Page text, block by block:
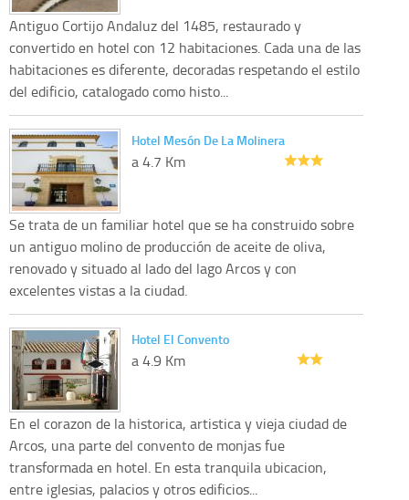
Antiguo Cortijo Andaluz del 1485, restaurado y
convertido en hotel con 12 habitaciones. Cada una de las
habitaciones es diferente, decoradas respetando el estilo
del edificio, catalogado como histo...
Hotel Mesón De La Molinera
a 4.7 Km
Se trata de un familiar hotel que se ha construido sobre
un antiguo molino de producción de aceite de oliva,
renovado y situado al lado del lago Arcos y con
excelentes vistas a la ciudad.
Hotel El Convento
a 4.9 Km
En el corazon de la historica, artistica y vieja ciudad de
Arcos, una parte del convento de monjas fue
transformada en hotel. En esta tranquila ubicacion,
entre iglesias, palacios y otros edificios...